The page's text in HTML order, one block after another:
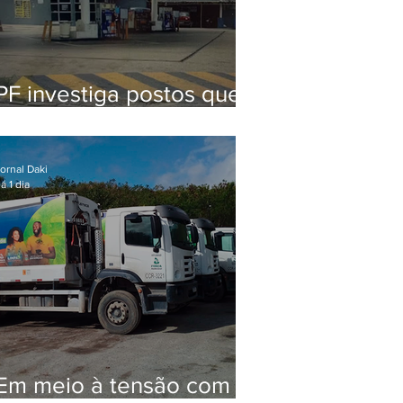
investiga postos que
de secretário
em 2020
meio à tensão com
Daki
1 dia